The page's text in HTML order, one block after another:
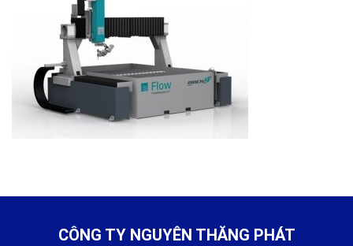
CÔNG TY NGUYÊN THĂNG PHÁT